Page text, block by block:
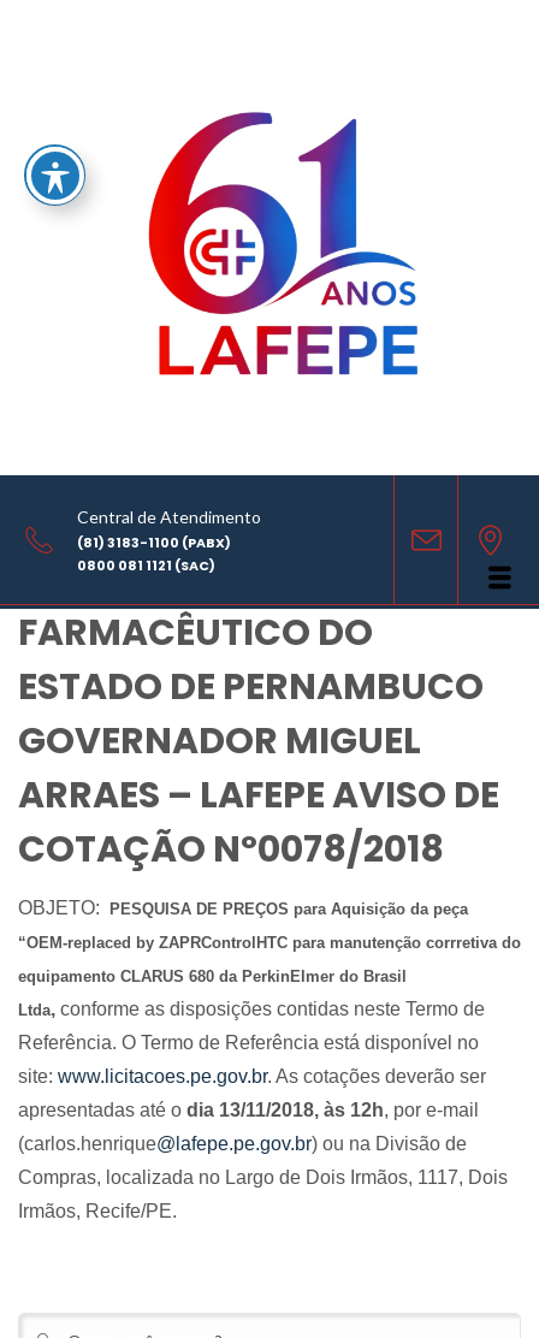
Central de Atendimento
(81) 3183-1100 (PABX)
0800 081 1121 (SAC)
LABORATÓRIO FARMACÊUTICO DO ESTADO DE PERNAMBUCO
GOVERNADOR MIGUEL ARRAES - LAFEPE AVISO DE COTAÇÃO Nº0078/2018
COMPARTILHE
LABORATÓRIO
FARMACÊUTICO DO
ESTADO DE PERNAMBUCO
GOVERNADOR MIGUEL
ARRAES – LAFEPE AVISO DE
COTAÇÃO Nº0078/2018
OBJETO:
PESQUISA DE PREÇOS para Aquisição da peça
“OEM-replaced by ZAPRControlHTC para manutenção corrretiva do
equipamento CLARUS 680 da PerkinElmer do Brasil
Ltda, conforme as disposições contidas neste Termo de
Referência. O Termo de Referência está disponível no
site: www.licitacoes.pe.gov.br. As cotações deverão ser
apresentadas até o dia 13/11/2018, às 12h, por e-mail
(carlos.henrique@lafepe.pe.gov.br) ou na Divisão de
Compras, localizada no Largo de Dois Irmãos, 1117, Dois
Irmãos, Recife/PE.